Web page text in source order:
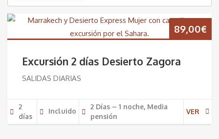
89,00€
Excursión 2 días Desierto Zagora
SALIDAS DIARIAS
2
días
Incluido
2 Días – 1 noche, Media
pensión
VER